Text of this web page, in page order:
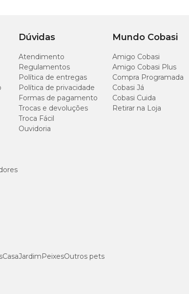
Dúvidas
Atendimento
Regulamentos
Política de entregas
Política de privacidade
Formas de pagamento
Trocas e devoluções
Troca Fácil
Ouvidoria
Mundo Cobasi
Amigo Cobasi
Amigo Cobasi Plus
Compra Programada
Cobasi Já
Cobasi Cuida
Retirar na Loja
CasaJardimPeixesOutros pets